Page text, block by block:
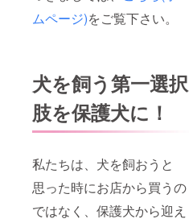
ムページ)をご覧下さい。
犬を飼う第一選択
肢を保護犬に！
私たちは、犬を飼おうと
思った時にお店から買うの
ではなく、保護犬から迎え